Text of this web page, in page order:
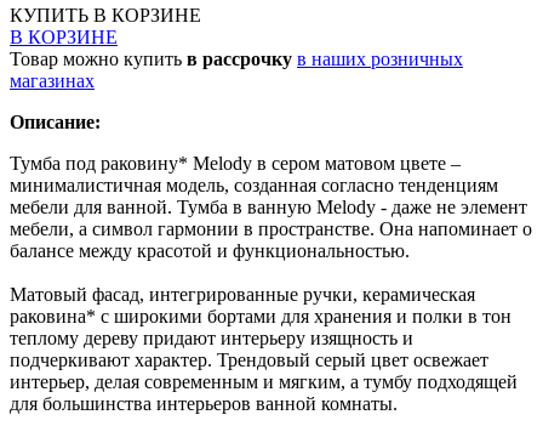
КУПИТЬ В КОРЗИНЕ
В КОРЗИНЕ
Товар можно купить в рассрочку в наших розничных
магазинах
Описание:
Тумба под раковину* Melody в сером матовом цвете –
минималистичная модель, созданная согласно тенденциям
мебели для ванной. Тумба в ванную Melody - даже не элемент
мебели, а символ гармонии в пространстве. Она напоминает о
балансе между красотой и функциональностью.
Матовый фасад, интегрированные ручки, керамическая
раковина* с широкими бортами для хранения и полки в тон
теплому дереву придают интерьеру изящность и
подчеркивают характер. Трендовый серый цвет освежает
интерьер, делая современным и мягким, а тумбу подходящей
для большинства интерьеров ванной комнаты.